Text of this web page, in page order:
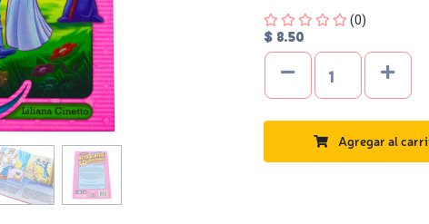
Four out of Five Stars
(0)
$ 8.50
Agregar al